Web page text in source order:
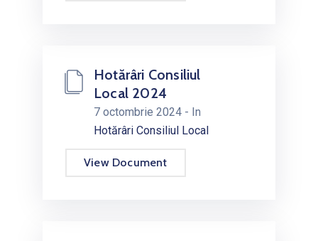
Hotărâri Consiliul
Local 2024
7 octombrie 2024 - In
Hotărâri Consiliul Local
View Document